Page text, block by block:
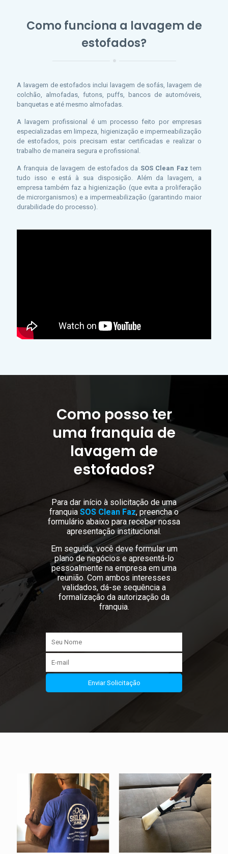
Como funciona a lavagem de
estofados?
A lavagem de estofados inclui lavagem de sofás, lavagem de
colchão, almofadas, futons, puffs, bancos de automóveis,
banquetas e até mesmo almofadas.
A lavagem profissional é um processo feito por empresas
especializadas em limpeza, higienização e impermeabilização
de estofados, pois precisam estar certificadas e realizar o
trabalho de maneira segura e profissional.
A franquia de lavagem de estofados da SOS Clean Faz tem
tudo isso e está à sua disposição. Além da lavagem, a
empresa também faz a higienização (que evita a proliferação
de microrganismos) e a impermeabilização (garantindo maior
durabilidade do processo).
Como posso ter
uma franquia de
lavagem de
estofados?
Para dar início à solicitação de uma
franquia SOS Clean Faz, preencha o
formulário abaixo para receber nossa
apresentação institucional.
Em seguida, você deve formular um
plano de negócios e apresentá-lo
pessoalmente na empresa em uma
reunião. Com ambos interesses
validados, dá-se sequência a
formalização da autorização da
franquia.